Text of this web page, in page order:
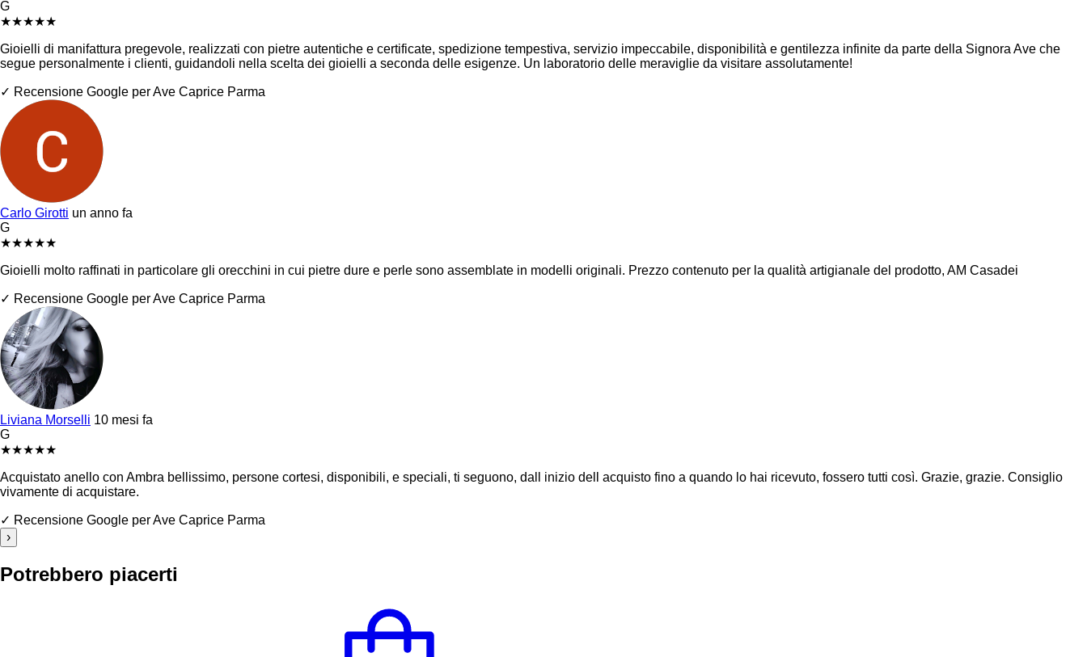
G
★★★★★
Gioielli di manifattura pregevole, realizzati con pietre autentiche e certificate, spedizione tempestiva, servizio impeccabile, disponibilità e gentilezza infinite da parte della Signora Ave che
segue personalmente i clienti, guidandoli nella scelta dei gioielli a seconda delle esigenze. Un laboratorio delle meraviglie da visitare assolutamente!
✓ Recensione Google per Ave Caprice Parma
Carlo Girotti un anno fa
G
★★★★★
Gioielli molto raffinati in particolare gli orecchini in cui pietre dure e perle sono assemblate in modelli originali. Prezzo contenuto per la qualità artigianale del prodotto, AM Casadei
✓ Recensione Google per Ave Caprice Parma
Liviana Morselli 10 mesi fa
G
★★★★★
Acquistato anello con Ambra bellissimo, persone cortesi, disponibili, e speciali, ti seguono, dall inizio dell acquisto fino a quando lo hai ricevuto, fossero tutti così. Grazie, grazie. Consiglio
vivamente di acquistare.
✓ Recensione Google per Ave Caprice Parma
›
Potrebbero piacerti